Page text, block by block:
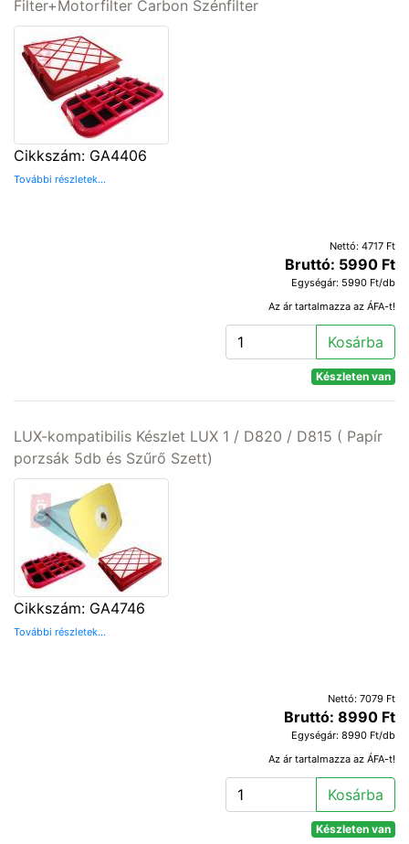
Filter+Motorfilter Carbon Szénfilter
Cikkszám: GA4406
További részletek...
Nettó: 4717 Ft
Bruttó: 5990 Ft
Egységár: 5990 Ft/db
Az ár tartalmazza az ÁFA-t!
Kosárba
Készleten van
LUX-kompatibilis Készlet LUX 1 / D820 / D815 ( Papír
porzsák 5db és Szűrő Szett)
Cikkszám: GA4746
További részletek...
Nettó: 7079 Ft
Bruttó: 8990 Ft
Egységár: 8990 Ft/db
Az ár tartalmazza az ÁFA-t!
Kosárba
Készleten van